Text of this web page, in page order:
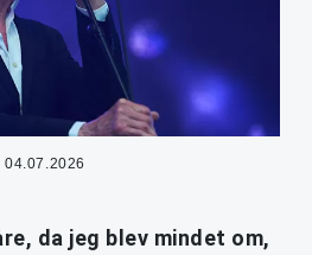
04.07.2026
da jeg blev mindet om,